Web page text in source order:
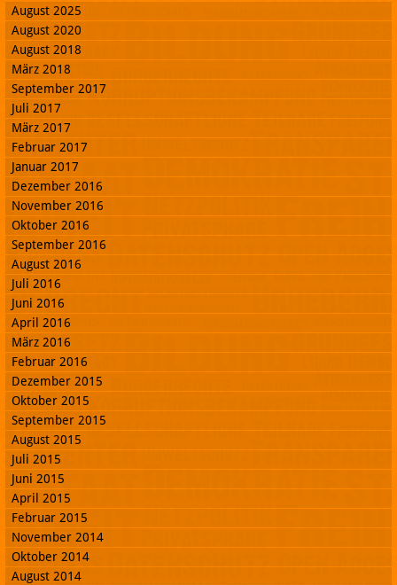
August 2025
August 2020
August 2018
März 2018
September 2017
Juli 2017
März 2017
Februar 2017
Januar 2017
Dezember 2016
November 2016
Oktober 2016
September 2016
August 2016
Juli 2016
Juni 2016
April 2016
März 2016
Februar 2016
Dezember 2015
Oktober 2015
September 2015
August 2015
Juli 2015
Juni 2015
April 2015
Februar 2015
November 2014
Oktober 2014
August 2014